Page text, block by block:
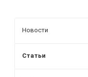
Новости
Статьи